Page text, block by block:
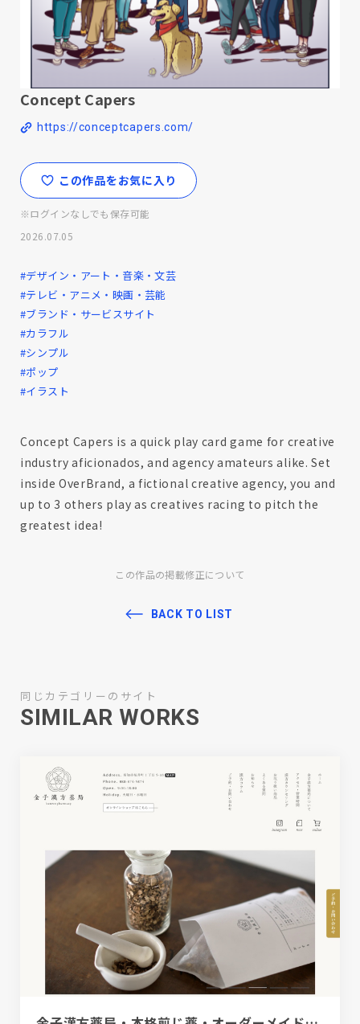
Concept Capers
https://conceptcapers.com/
この作品をお気に入り
※ログインなしでも保存可能
2026.07.05
#デザイン・アート・音楽・文芸
#テレビ・アニメ・映画・芸能
#ブランド・サービスサイト
#カラフル
#シンプル
#ポップ
#イラスト
Concept Capers is a quick play card game for creative
industry aficionados, and agency amateurs alike. Set
inside OverBrand, a fictional creative agency, you and
up to 3 others play as creatives racing to pitch the
greatest idea!
この作品の掲載修正について
BACK TO LIST
同じカテゴリーのサイト
SIMILAR WORKS